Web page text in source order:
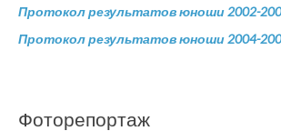
Протокол результатов юноши 2002-
Протокол результатов юноши 2004-
Фоторепортаж